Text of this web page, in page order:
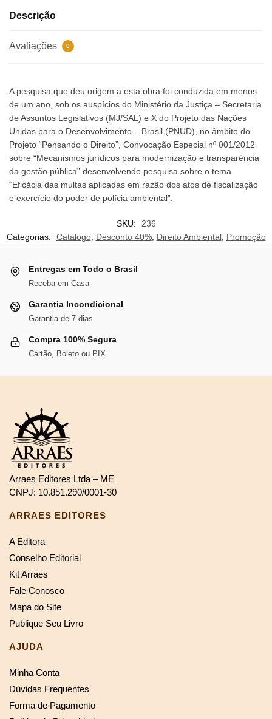
Descrição
Avaliações 0
A pesquisa que deu origem a esta obra foi conduzida em menos
de um ano, sob os auspícios do Ministério da Justiça – Secretaria
de Assuntos Legislativos (MJ/SAL) e X do Projeto das Nações
Unidas para o Desenvolvimento – Brasil (PNUD), no âmbito do
Projeto “Pensando o Direito”, Convocação Especial nº 001/2012
sobre “Mecanismos jurídicos para modernização e transparência
da gestão pública” desenvolvendo pesquisa sobre o tema
“Eficácia das multas aplicadas em razão dos atos de fiscalização
e exercício do poder de polícia ambiental”.
SKU:
236
Categorias:
Catálogo, Desconto 40%, Direito Ambiental, Promoção
Entregas em Todo o Brasil
Receba em Casa
Garantia Incondicional
Garantia de 7 dias
Compra 100% Segura
Cartão, Boleto ou PIX
Arraes Editores Ltda – ME
CNPJ: 10.851.290/0001-30
ARRAES EDITORES
A Editora
Conselho Editorial
Kit Arraes
Fale Conosco
Mapa do Site
Publique Seu Livro
AJUDA
Minha Conta
Dúvidas Frequentes
Forma de Pagamento